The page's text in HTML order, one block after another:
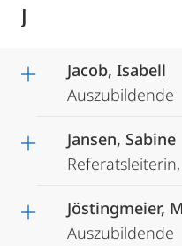
J
Jacob, Isabell
Auszubildende
Jansen, Sabine
Jöstingmeier,
Auszubildende